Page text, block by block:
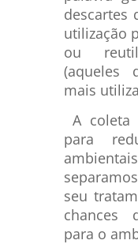
descartes
utilização
ou
(aqueles
mais
A coleta
para
seu
chances
para o